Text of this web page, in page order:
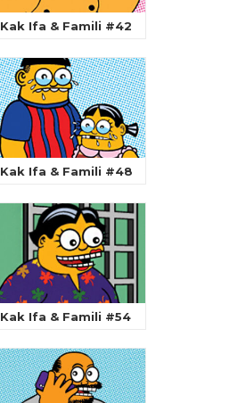
Kak Ifa & Famili #42
Kak Ifa & Famili #48
Kak Ifa & Famili #54